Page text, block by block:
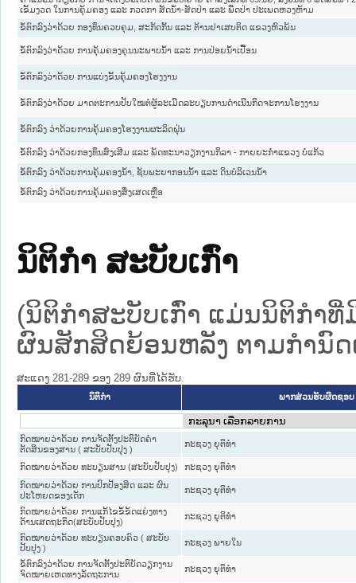
ເຂັ້ມງວດ ໃນການຄຸ້ມຄອງ ແລະ ກວດກາ ສັດນໍ້າ-ສັດປ່າ ແລະ ພືດປ່າ ປະເພດຫວງຫ້າມ
ຂໍ້ຕົກລົງວ່າດ້ວຍ ກອງທຶນຄວບຄຸມ, ສະກັດກັ້ນ ແລະ ຕ້ານຢາເສບຕິດ ແຂວງຫົວພັນ
ຂໍ້ຕົກລົງວ່າດ້ວຍ ການຄຸ້ມຄອງຄຸນນະພາບນໍ້າ ແລະ ການປ່ອຍນໍ້າເປື້ອນ
ຂໍ້ຕົກລົງວ່າດ້ວຍ ການແບ່ງຂັ້ນຄຸ້ມຄອງໂຮງງານ
ຂໍ້ຕົກລົງວ່າດ້ວຍ ມາດຕະການປັບໃໝຕໍ່ຜູ້ລະເມີດລະບຽບການດໍາເນີນກິດຈະການໂຮງງານ
ຂໍ້ຕົກລົງ ວ່າດ້ວຍການຄຸ້ມຄອງໂຮງງານຜະລິດຝຸ່ນ
ຂໍ້ຕົກລົງ ວ່າດ້ວຍກອງທຶນສົ່ງເສີມ ແລະ ພັດທະນາວຽກງານກິລາ - ກາຍຍະກຳແຂວງ ບໍ່ແກ້ວ
ຂໍ້ຕົກລົງ ວ່າດ້ວຍການຄຸ້ມຄອງນໍ້າ, ຊັບພະຍາກອນນໍ້າ ແລະ ດິນບໍລິເວນນໍ້າ
ຂໍ້ຕົກລົງ ວ່າດ້ວຍການຄຸ້ມຄອງສິ່ງເສດເຫຼືອ
ນິຕິກໍາ ສະບັບເກົ່າ
(ນິຕິກໍາສະບັບເກົ່າ ແມ່ນນິຕິກໍາ
ຜົນສັກສິດຍ້ອນຫລັງ ຕາມກໍານົດ
ສະແດງ 281-289 ຂອງ 289 ຜົນທີ່ໄດ້ຮັບ.
ນິຕິກໍາ ພາກສ່ວນຮັບຜິດຊອບ
ກົດໝາຍວ່າດ້ວຍ ການຈັດຕັ້ງປະຕິບັດຄຳ
ຕັດສິນຂອງສານ ( ສະບັບປັບປຸງ )
ກະຊວງ ຍຸຕິທໍາ
ກົດໝາຍວ່າດ້ວຍ ທະບຽນສານ (ສະບັບປັບປຸງ)
ກະຊວງ ຍຸຕິທໍາ
ກົດໝາຍວ່າດ້ວຍ ການປົກປ້ອງສິດ ແລະ ຜົນ
ປະໂຫຍດຂອງເດັກ
ກະຊວງ ຍຸຕິທໍາ
ກົດໝາຍວ່າດ້ວຍ ການແກ້ໄຂຂໍ້ຂັດແຍ່ງທາງ
ດ້ານເສດຖະກິດ(ສະບັບປັບປຸງ)
ກະຊວງ ຍຸຕິທໍາ
ກົດ​ໝາຍວ່າ​ດ້ວຍ ທະບຽນຄອບຄົວ ( ສະ​ບັບ​
ປັບ​ປຸງ )
ກະຊວງ ພາຍໃນ
ຂໍ້​ຕົກ​ລົງວ່າ​ດ້ວຍ ການຈັດຕັ້ງປະຕິບັດວຽກງານ
ຈົດໝາຍເຫດທາງລັດຖະການ
ກະຊວງ ຍຸຕິທໍາ